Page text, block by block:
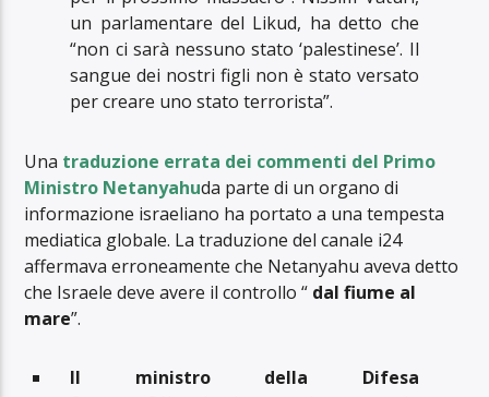
un parlamentare del Likud, ha detto che
“non ci sarà nessuno stato ‘palestinese’. Il
sangue dei nostri figli non è stato versato
per creare uno stato terrorista”.
Una traduzione errata dei commenti del Primo
Ministro Netanyahuda parte di un organo di
informazione israeliano ha portato a una tempesta
mediatica globale. La traduzione del canale i24
affermava erroneamente che Netanyahu aveva detto
che Israele deve avere il controllo “ dal fiume al
mare”.
Il ministro della Difesa